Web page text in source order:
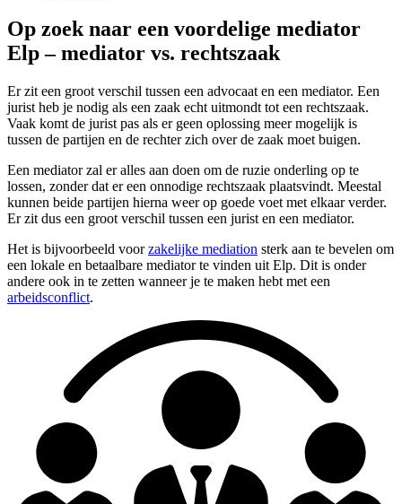
Op zoek naar een voordelige mediator
Elp – mediator vs. rechtszaak
Er zit een groot verschil tussen een advocaat en een mediator. Een
jurist heb je nodig als een zaak echt uitmondt tot een rechtszaak.
Vaak komt de jurist pas als er geen oplossing meer mogelijk is
tussen de partijen en de rechter zich over de zaak moet buigen.
Een mediator zal er alles aan doen om de ruzie onderling op te
lossen, zonder dat er een onnodige rechtszaak plaatsvindt. Meestal
kunnen beide partijen hierna weer op goede voet met elkaar verder.
Er zit dus een groot verschil tussen een jurist en een mediator.
Het is bijvoorbeeld voorzakelijke mediation sterk aan te bevelen om
een lokale en betaalbare mediator te vinden uit Elp. Dit is onder
andere ook in te zetten wanneer je te maken hebt met een
arbeidsconflict.